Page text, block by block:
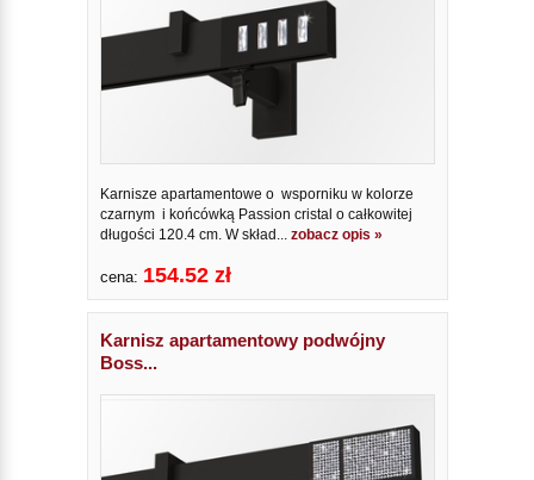
Karnisze apartamentowe o wsporniku w kolorze
czarnym i końcówką Passion cristal o całkowitej
długości 120.4 cm. W skład... zobacz opis »
cena: 154.52 zł
Karnisz apartamentowy podwójny
Boss...